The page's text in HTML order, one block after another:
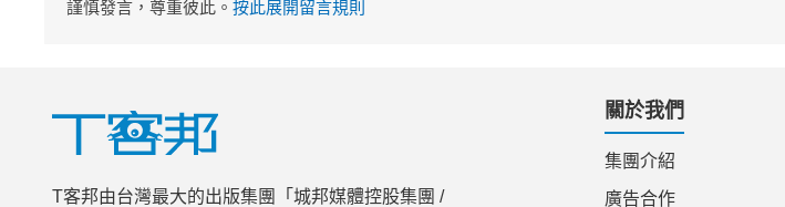
謹慎發言，尊重彼此。 按此展開留言規則
T客邦由台灣最大的出版集團「城邦媒體控股集團 /
關於我們
集團介紹
廣告合作